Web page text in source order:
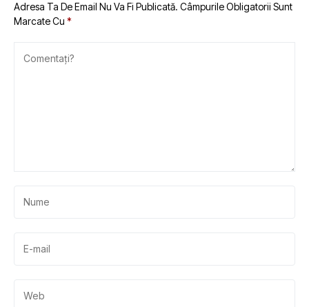
Adresa Ta De Email Nu Va Fi Publicată. Câmpurile Obligatorii Sunt
Marcate Cu *